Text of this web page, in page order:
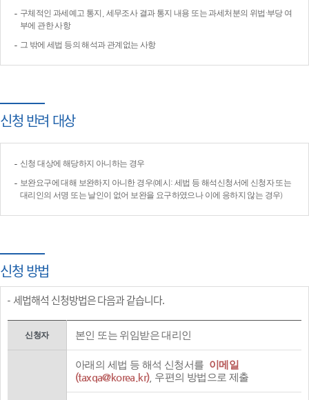
구체적인 과세예고 통지, 세무조사 결과 통지 내용 또는 과세처분의 위법·부당 여
부에 관한 사항
그 밖에 세법 등의 해석과 관계없는 사항
신청 반려 대상
신청 대상에 해당하지 아니하는 경우
보완요구에 대해 보완하지 아니한 경우(예시: 세법 등 해석신청서에 신청자 또는
대리인의 서명 또는 날인이 없어 보완을 요구하였으나 이에 응하지 않는 경우)
신청 방법
세법해석 신청방법은 다음과 같습니다.
신청자 본인 또는 위임받은 대리인
아래의 세법 등 해석 신청서를 이메일
(taxqa@korea.kr), 우편의 방법으로 제출